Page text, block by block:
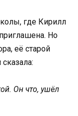
где Кирилл
Но
её старой
Он что, ушёл